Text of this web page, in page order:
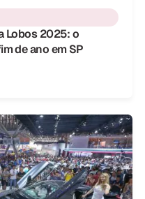
Lobos 2025: o
de ano em SP